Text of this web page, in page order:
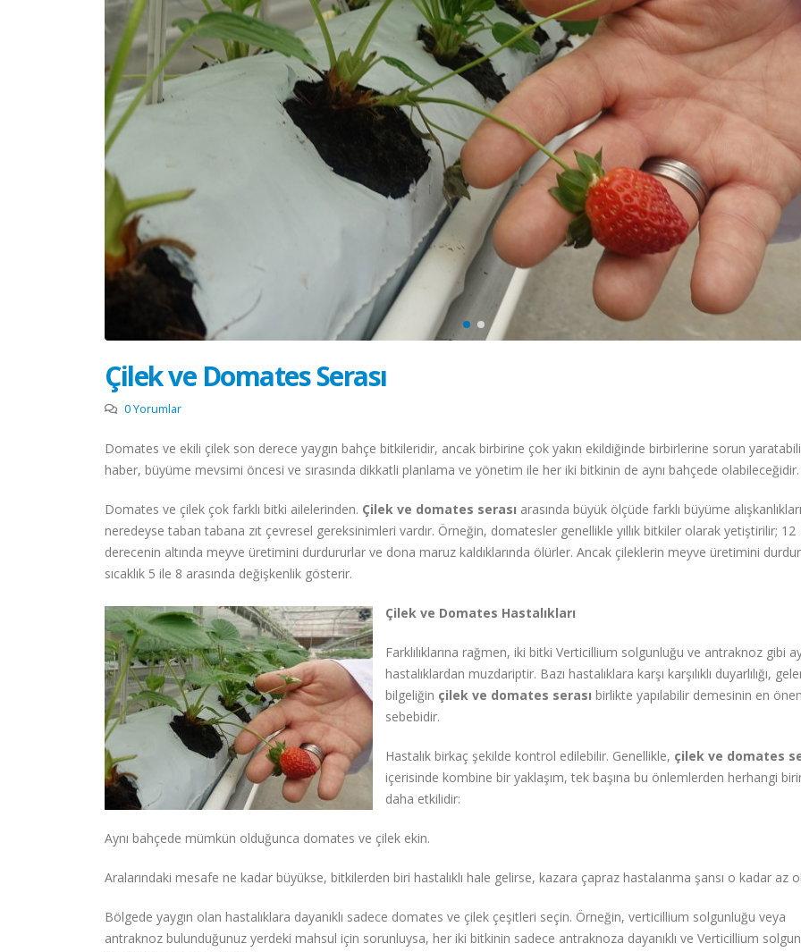
Çilek ve Domates Serası
0 Yorumlar
Domates ve ekili çilek son derece yaygın bahçe bitkileridir, ancak birbirine çok yakın ekildiğinde birbirlerine sorun
haber, büyüme mevsimi öncesi ve sırasında dikkatli planlama ve yönetim ile her iki bitkinin de aynı bahçede olabileceğidir.
Domates ve çilek çok farklı bitki ailelerinden. Çilek ve domates serası arasında büyük ölçüde farklı büyüme
neredeyse taban tabana zıt çevresel gereksinimleri vardır. Örneğin, domatesler genellikle yıllık bitkiler olarak yetiştirilir; 12
derecenin altında meyve üretimini durdururlar ve dona maruz kaldıklarında ölürler. Ancak çileklerin meyve üretimini
sıcaklık 5 ile 8 arasında değişkenlik gösterir.
Çilek ve Domates Hastalıkları
Farklılıklarına rağmen, iki bitki Verticillium solgunluğu ve antraknoz gibi
hastalıklardan muzdariptir. Bazı hastalıklara karşı karşılıklı duyarlılığı,
bilgeliğin çilek ve domates serası birlikte yapılabilir demesinin en
sebebidir.
Hastalık birkaç şekilde kontrol edilebilir. Genellikle, çilek ve domates
içerisinde kombine bir yaklaşım, tek başına bu önlemlerden herhangi
daha etkilidir:
Aynı bahçede mümkün olduğunca domates ve çilek ekin.
Aralarındaki mesafe ne kadar büyükse, bitkilerden biri hastalıklı hale gelirse, kazara çapraz hastalanma şansı o kadar az
Bölgede yaygın olan hastalıklara dayanıklı sadece domates ve çilek çeşitleri seçin. Örneğin, verticillium solgunluğu veya
antraknoz bulunduğunuz yerdeki mahsul için sorunluysa, her iki bitkinin sadece antraknoza dayanıklı ve Verticillium